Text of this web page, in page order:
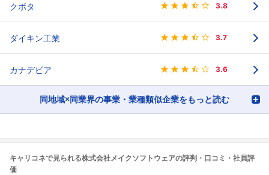
クボタ 3.8
ダイキン工業 3.7
カナデビア 3.6
同地域×同業界の事業・業種類似企業をもっと読む
キャリコネで見られる株式会社メイクソフトウェアの評判・口コミ・社員評
価